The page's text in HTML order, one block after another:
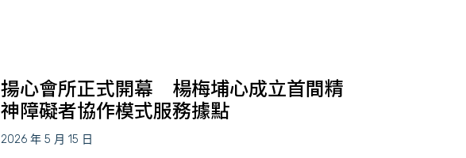
揚心會所正式開幕 楊梅埔心成立首間精
神障礙者協作模式服務據點
2026 年 5 月 15 日